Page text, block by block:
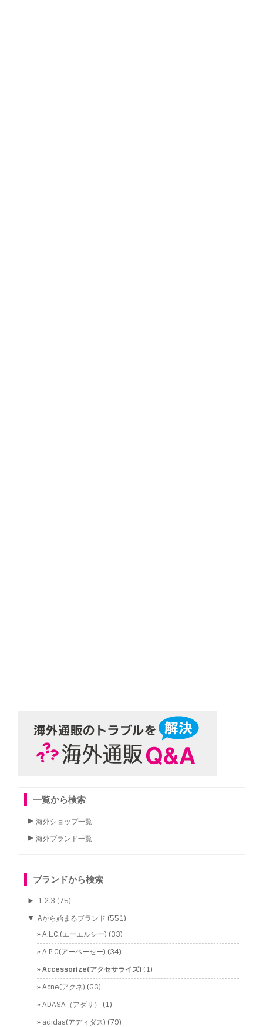
一覧から検索
海外ショップ一覧
海外ブランド一覧
ブランドから検索
► 1.2.3 (75)
▼ Aから始まるブランド (551)
A.L.C.(エーエルシー) (33)
A.P.C(アーペーセー) (34)
Accessorize(アクセサライズ) (1)
Acne(アクネ) (66)
ADASA（アダサ）
(1)
adidas(アディダス) (79)